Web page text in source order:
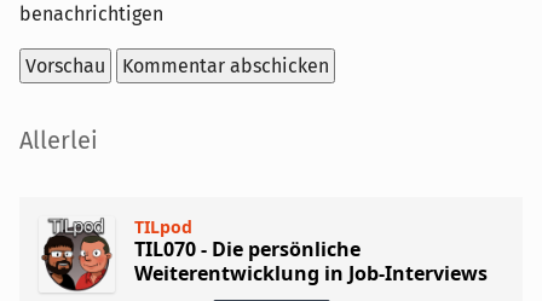
benachrichtigen
Seitenleiste
Allerlei